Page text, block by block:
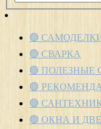
🟢
🟢 СВАРКА
🟢 ПОЛЕЗНЫЕ
🟢
🟢
🟢 ОКНА И